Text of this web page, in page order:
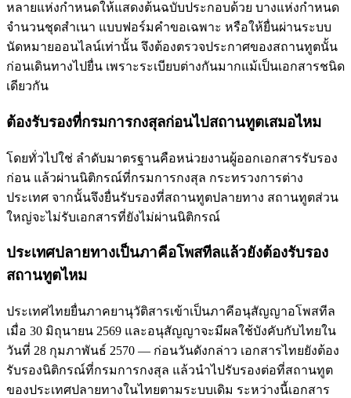
หลายแห่งกำหนดให้แสดงต้นฉบับประกอบด้วย บางแห่งกำหนด
จำนวนชุดสำเนา แบบฟอร์มคำขอเฉพาะ หรือให้ยื่นผ่านระบบ
นัดหมายออนไลน์เท่านั้น จึงต้องตรวจประกาศของสถานทูตนั้น
ก่อนเดินทางไปยื่น เพราะระเบียบต่างกันมากแม้เป็นเอกสารชนิด
เดียวกัน
ต้องรับรองที่กรมการกงสุลก่อนไปสถานทูตเสมอไหม
โดยทั่วไปใช่ ลำดับมาตรฐานคือหน่วยงานผู้ออกเอกสารรับรอง
ก่อน แล้วผ่านนิติกรณ์ที่กรมการกงสุล กระทรวงการต่าง
ประเทศ จากนั้นจึงยื่นรับรองที่สถานทูตปลายทาง สถานทูตส่วน
ใหญ่จะไม่รับเอกสารที่ยังไม่ผ่านนิติกรณ์
ประเทศปลายทางเป็นภาคีอโพสทีลแล้วยังต้องรับรอง
สถานทูตไหม
ประเทศไทยยื่นภาคยานุวัติสารเข้าเป็นภาคีอนุสัญญาอโพสทีล
เมื่อ 30 มิถุนายน 2569 และอนุสัญญาจะมีผลใช้บังคับกับไทยใน
วันที่ 28 กุมภาพันธ์ 2570 — ก่อนวันดังกล่าว เอกสารไทยยังต้อง
รับรองนิติกรณ์ที่กรมการกงสุล แล้วนำไปรับรองต่อที่สถานทูต
ของประเทศปลายทางในไทยตามระบบเดิม ระหว่างนี้เอกสาร